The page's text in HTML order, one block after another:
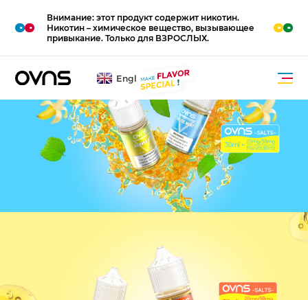
R E
Внимание: этот продукт содержит никотин.
Никотин – химическое вещество, вызывающее
привыкание. Только для ВЗРОСЛЫХ.
English